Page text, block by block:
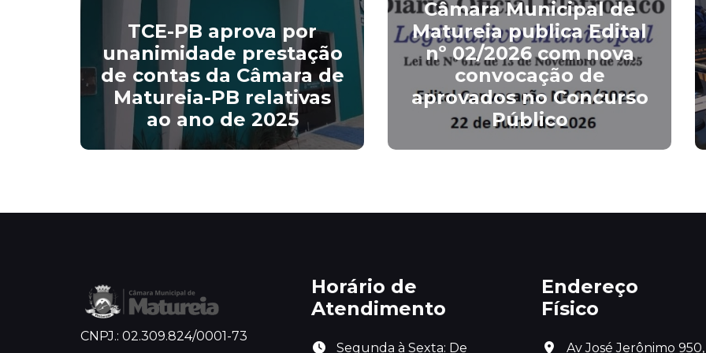
Câmara Municipal de
Matureia publica Edital
nº 02/2026 com nova
convocação de
aprovados no Concurso
Público
Câmara de Matureia
aprova prestação de
contas do ex-prefeito e
abertura de crédito
especial para
pavimentação de ruas
CNPJ.: 02.309.824/0001-73
Horário de
Atendimento
Segunda à Sexta: De
Endereço
Físico
Av José Jerônimo 950,